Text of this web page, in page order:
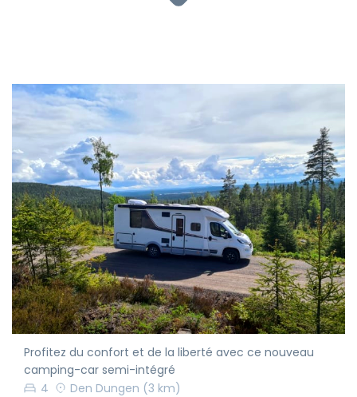
Profitez du confort et de la liberté avec ce nouveau
camping-car semi-intégré
4
Den Dungen (3 km)